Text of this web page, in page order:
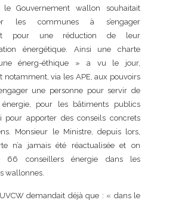
Gouvernement wallon souhaitait
les communes à s’engager
pour une réduction de leur
énergétique. Ainsi une charte
énerg-éthique » a vu le jour,
notamment, via les APE, aux pouvoirs
une personne pour servir de
énergie, pour les bâtiments publics
pour apporter des conseils concrets
Monsieur le Ministre, depuis lors,
n’a jamais été réactualisée et on
66 conseillers énergie dans les
wallonnes.
demandait déjà que : « dans le